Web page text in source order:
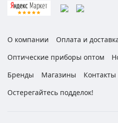
О компании
Оплата и
Оптические приборы оптом
Бренды
Магазины Контакты
Остерегайтесь подделок!